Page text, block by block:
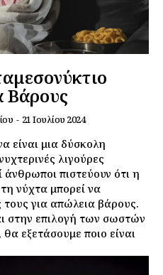
Βάρους
- 21 Ιουλίου 2024
είναι μια δύσκολη
λιγούρες
πιστεύουν ότι η
νύχτα μπορεί να
τους για απώλεια βάρους.
στην επιλογή των σωστών
εξετάσουμε ποιο είναι